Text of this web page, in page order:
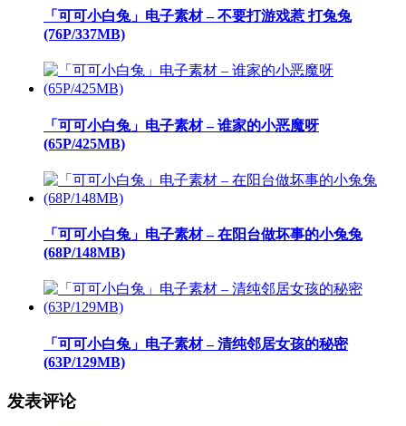
「可可小白兔」电子素材 – 不要打游戏惹 打兔兔
(76P/337MB)
「可可小白兔」电子素材 – 谁家的小恶魔呀
(65P/425MB)
「可可小白兔」电子素材 – 在阳台做坏事的小兔兔
(68P/148MB)
「可可小白兔」电子素材 – 清纯邻居女孩的秘密
(63P/129MB)
发表评论